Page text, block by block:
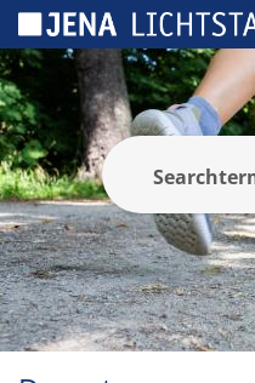
Panel de gestión de cookies